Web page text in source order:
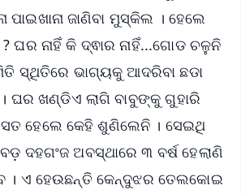
ପାଇଖାନା ଜାଣିବା ମୁସ୍କିଲ । ହେଲେ
ଘର ନାହିଁ କି ଦ୍ଵାର ନାହିଁ...ଗୋଡ ଚଳୁନି
ସ୍ଥିତିରେ ଭାଗ୍ୟକୁ ଆଦରିବା ଛଡା
ଘର ଖଣ୍ଡିଏ ଲାଗି ବାବୁଙ୍କୁ ଗୁହାରି
ହେଲେ କେହି ଶୁଣିଲେନି । ସେଇଥି
ଦହଗଂଜ ଅବସ୍ଥାରେ ୩ ବର୍ଷ ହେଲାଣି
। ଏ ହେଉଛନ୍ତି କେନ୍ଦୁଝର ତେଲକୋଇ